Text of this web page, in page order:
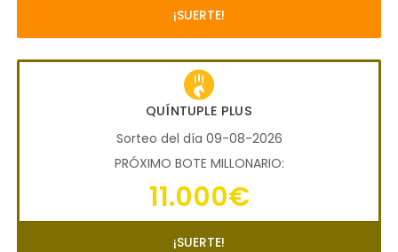
¡SUERTE!
QUÍNTUPLE PLUS
Sorteo del día 09-08-2026
PRÓXIMO BOTE MILLONARIO:
11.000€
¡SUERTE!